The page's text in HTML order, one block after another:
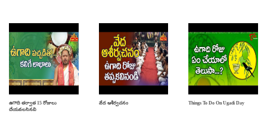
ఉగాది తర్వాత 15 రోజులు
చేయవలసినవి
వేద ఆశీర్వచనం Things To Do On Ugadi Day